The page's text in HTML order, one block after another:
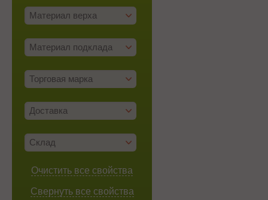
Материал верха
Материал подклада
Торговая марка
Доставка
Склад
Очистить все свойства
Свернуть все свойства